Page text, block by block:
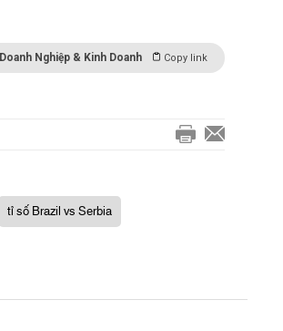
Doanh Nghiệp & Kinh Doanh Copy link
tỉ số Brazil vs Serbia